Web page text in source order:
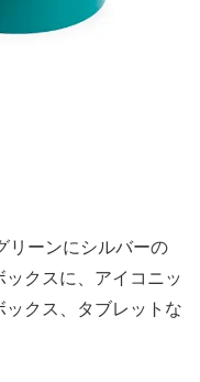
リーンにシルバーの
クスに、アイコニッ
クス、タブレットな